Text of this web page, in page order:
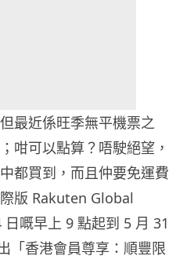
最近係旺季無平機票之
咁可以點算？唔駛絕望，
都買到，而且仲要免運費
版 Rakuten Global
嘅早上 9 點起到 5 月 31
「香港會員尊享：順豐限